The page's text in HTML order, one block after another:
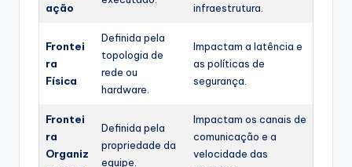
ação
infraestrutura.
Frontei
ra
Física
Definida pela
topologia de
rede ou
hardware.
Impactam a latência e
as políticas de
segurança.
Frontei
ra
Organiz
Definida pela
propriedade da
equipe.
Impactam os canais de
comunicação e a
velocidade das